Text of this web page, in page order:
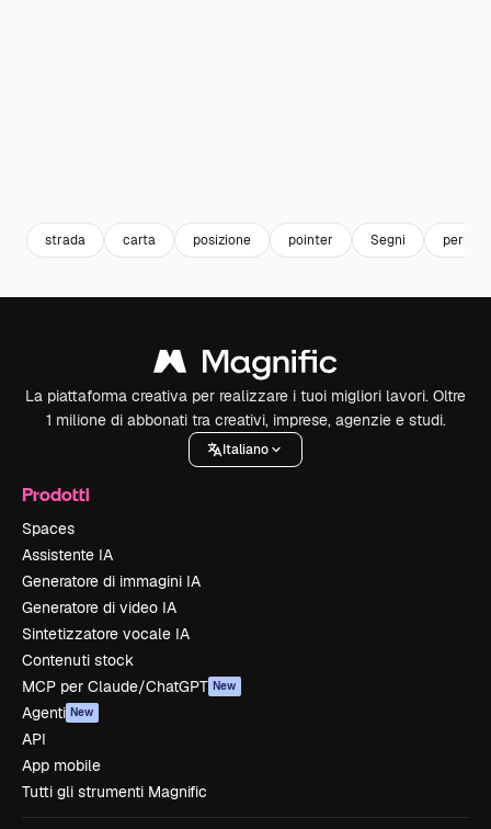
strada carta posizione pointer Segni perno
La piattaforma creativa per realizzare i tuoi migliori lavori. Oltre
1 milione di abbonati tra creativi, imprese, agenzie e studi.
Italiano
Prodotti
Spaces
Assistente IA
Generatore di immagini IA
Generatore di video IA
Sintetizzatore vocale IA
Contenuti stock
MCP per Claude/ChatGPT New
Agenti New
API
App mobile
Tutti gli strumenti Magnific